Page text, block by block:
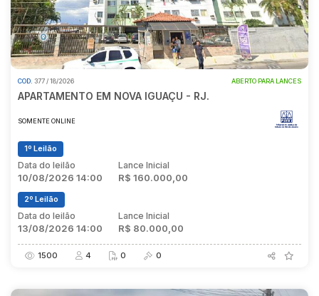
COD. 377 / 18/2026 ABERTO PARA LANCES
APARTAMENTO EM NOVA IGUAÇU - RJ.
SOMENTE ONLINE
1º Leilão
Data do leilão
10/08/2026 14:00
Lance Inicial
R$ 160.000,00
2º Leilão
Data do leilão
13/08/2026 14:00
Lance Inicial
R$ 80.000,00
1500 4 0 0